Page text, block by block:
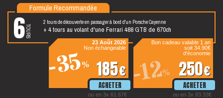
6tours
2 tours de découverte en passager à bord d'un Porsche Cayenne
+ 4 tours au volant d'une Ferrari 488 GTB de 670ch
Bon cadeau valable 1 an
250€
ou en 3x 83.33€
-12%
soit 34.90€
d'économie
23 Août 2026
Non échangeable
185€
ou en 3x 61.67€
-35%
Formule Recommandée